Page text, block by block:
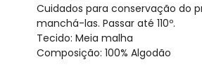
Cuidados para conservação do
manchá-las. Passar até 110º.
Tecido: Meia malha
Composição: 100% Algodão